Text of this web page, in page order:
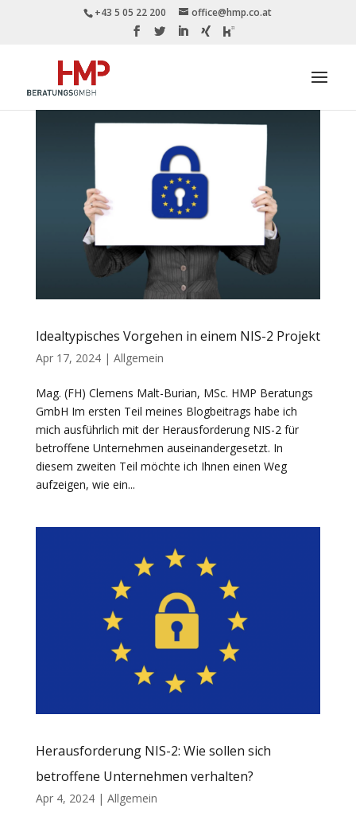
+43 5 05 22 200 office@hmp.co.at
Idealtypisches Vorgehen in einem NIS-2 Projekt
Apr 17, 2024| Allgemein
Mag. (FH) Clemens Malt-Burian, MSc. HMP Beratungs
GmbH Im ersten Teil meines Blogbeitrags habe ich
mich ausführlich mit der Herausforderung NIS-2 für
betroffene Unternehmen auseinandergesetzt. In
diesem zweiten Teil möchte ich Ihnen einen Weg
aufzeigen, wie ein...
Herausforderung NIS-2: Wie sollen sich
betroffene Unternehmen verhalten?
Apr 4, 2024| Allgemein